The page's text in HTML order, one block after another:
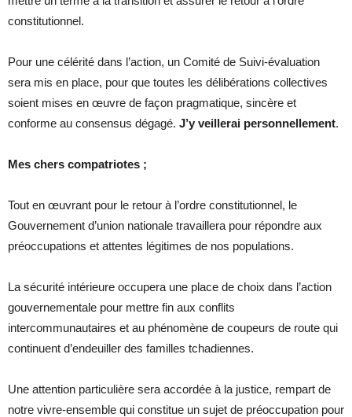
constitutionnel.
Pour une célérité dans l’action, un Comité de Suivi-évaluation
sera mis en place, pour que toutes les délibérations collectives
soient mises en œuvre de façon pragmatique, sincère et
conforme au consensus dégagé. J’y veillerai personnellement.
Mes chers compatriotes ;
Tout en œuvrant pour le retour à l’ordre constitutionnel, le
Gouvernement d’union nationale travaillera pour répondre aux
préoccupations et attentes légitimes de nos populations.
La sécurité intérieure occupera une place de choix dans l’action
gouvernementale pour mettre fin aux conflits
intercommunautaires et au phénomène de coupeurs de route qui
continuent d’endeuiller des familles tchadiennes.
Une attention particulière sera accordée à la justice, rempart de
notre vivre-ensemble qui constitue un sujet de préoccupation pour